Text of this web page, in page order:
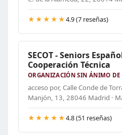
★★★★★4.9 (7 reseñas)
SECOT - Seniors
Cooperación Técnica
ORGANIZACIÓN SIN ÁNIMO DE
acceso por, Calle Conde de
Manjón, 13, 28046 Madrid ·
★★★★★4.8 (51 reseñas)